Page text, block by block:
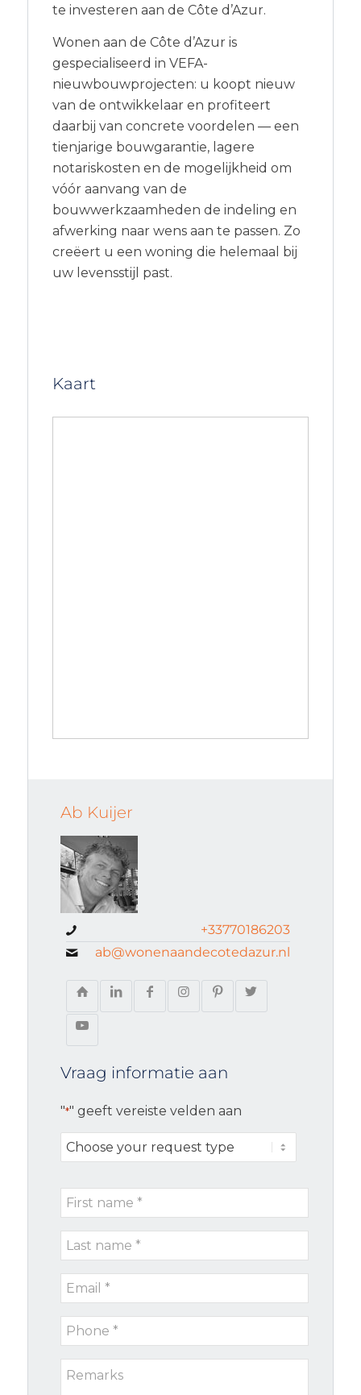
te investeren aan de Côte d’Azur.
Wonen aan de Côte d’Azur is
gespecialiseerd in VEFA-
nieuwbouwprojecten: u koopt nieuw
van de ontwikkelaar en profiteert
daarbij van concrete voordelen — een
tienjarige bouwgarantie, lagere
notariskosten en de mogelijkheid om
vóór aanvang van de
bouwwerkzaamheden de indeling en
afwerking naar wens aan te passen. Zo
creëert u een woning die helemaal bij
uw levensstijl past.
Kaart
Ab Kuijer
+33770186203
ab@wonenaandecotedazur.nl
Vraag informatie aan
"*" geeft vereiste velden aan
Choose
your
type
First
name
Last
name
Email
*
Phone
*
Remarks